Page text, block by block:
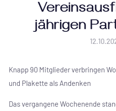
jährigen
Knapp 90 Mitglieder verbringen
und Plakette als Andenken
Das vergangene Wochenende